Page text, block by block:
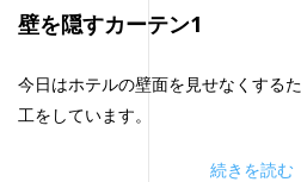
壁を隠すカーテン1
今日はホテルの壁面を見せなくする
工をしています。
続きを読む